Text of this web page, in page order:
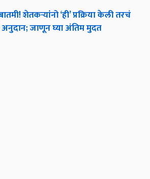
!शेतकऱ्यांनो‘ही’प्रक्रियाकेलीतरचं
अनुदान;जाणूनघ्याअंतिममुदत